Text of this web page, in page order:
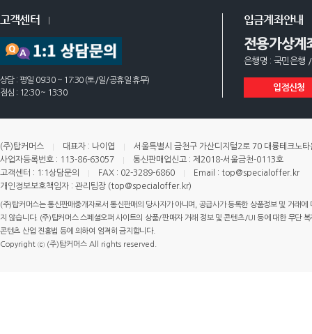
고객센터
상담 : 평일 09:30 ~ 17:30 (토/일/공휴일 휴무)
점심 : 12:30 ~ 13:30
입금계좌안내
전용가상계
은행명 : 국민은행
입점신청
(주)탑커머스 대표자 : 나이엽
서울특별시 금천구 가산디지털2로 70 대륭테크노
사업자등록번호 : 113-86-63057
통신판매업신고 : 제2018-서울금천-0113호
고객센터 : 1:1상담문의
FAX : 02-3289-6860
Email : top@specialoffer.kr
개인정보보호책임자 : 관리팀장 (top@specialoffer.kr)
(주)탑커머스는 통신판매중개자로서 통신판매의 당사자가 아니며, 공급사가 등록한 상품정보 및 거래
지 않습니다. (주)탑커머스 스페셜오퍼 사이트의 상품/판매자 거래 정보 및 콘텐츠/UI 등에 대한 무단
콘텐츠 산업 진흥법 등에 의하여 엄격히 금지합니다.
Copyright ⓒ (주)탑커머스 All rights reserved.